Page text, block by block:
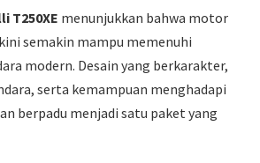
T250XE menunjukkan bahwa motor
semakin mampu memenuhi
modern. Desain yang berkarakter,
serta kemampuan menghadapi
berpadu menjadi satu paket yang